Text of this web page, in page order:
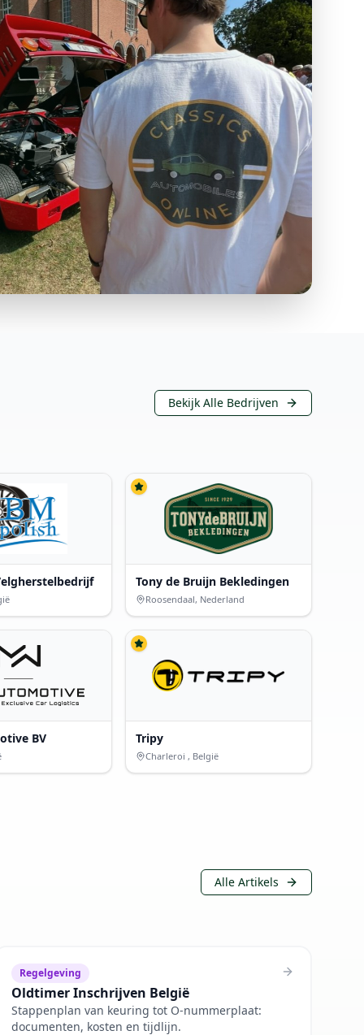
Bekijk Alle Bedrijven
Tony de Bruijn Bekledingen
Roosendaal, Nederland
BV Tripy
Charleroi , België
Alle Artikels
Regelgeving
Oldtimer Inschrijven België
Stappenplan van keuring tot O-nummerplaat:
documenten, kosten en tijdlijn.